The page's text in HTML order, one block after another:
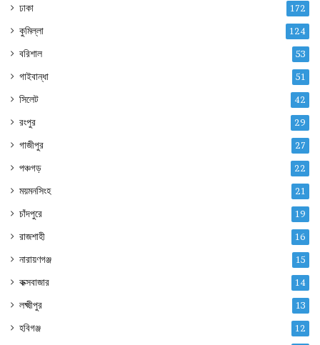
ঢাকা 172
কুমিল্লা 124
বরিশাল 53
গাইবান্ধা 51
সিলেট 42
রংপুর 29
গাজীপুর 27
পঞ্চগড় 22
ময়মনসিংহ 21
চাঁদপুরে 19
রাজশাহী 16
নারায়ণগঞ্জ 15
কক্সবাজার 14
লক্ষ্মীপুর 13
হবিগঞ্জ 12